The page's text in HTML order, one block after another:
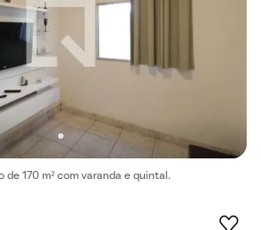
de 170 m² com varanda e quintal.